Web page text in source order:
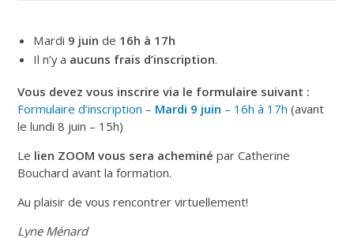
Mardi 9 juin de 16h à 17h
Il n’y a aucuns frais d’inscription.
Vous devez vous inscrire via le formulaire suivant :
Formulaire d’inscription – Mardi 9 juin – 16h à 17h (avant
le lundi 8 juin – 15h)
Le lien ZOOMvous sera acheminépar Catherine
Bouchard avant la formation.
Au plaisir de vous rencontrer virtuellement!
Lyne Ménard